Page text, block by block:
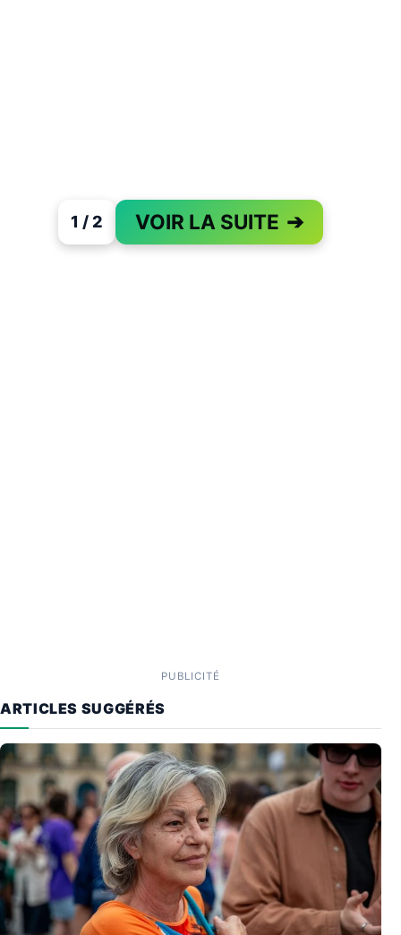
1 / 2 VOIR LA SUITE ➔
PAGE 1 OF 2
PUBLICITÉ
ARTICLES SUGGÉRÉS